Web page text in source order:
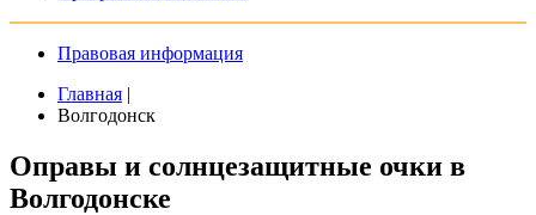
Правовая информация
Главная |
Волгодонск
Оправы и солнцезащитные очки в
Волгодонске